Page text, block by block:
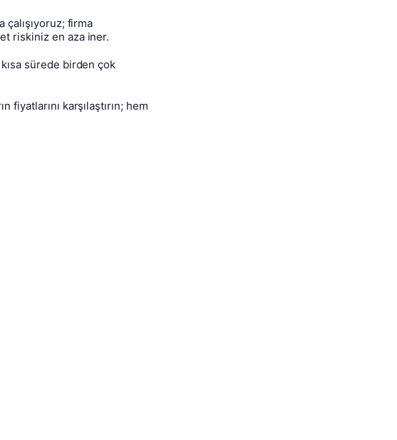
çalışıyoruz; firma
riskiniz en aza iner.
sürede birden çok
karşılaştırın; hem